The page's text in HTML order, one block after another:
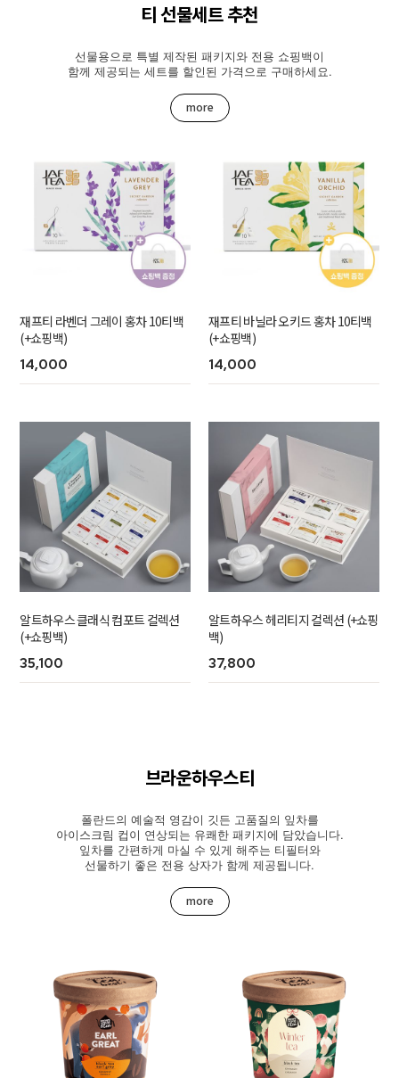
티 선물세트 추천
선물용으로 특별 제작된 패키지와 전용 쇼핑백이
함께 제공되는 세트를 할인된 가격으로 구매하세요.
more
재프티 라벤더 그레이 홍차 10티백
(+쇼핑백)
14,000
재프티 바닐라 오키드 홍차 10티백
(+쇼핑백)
14,000
알트하우스 클래식 컴포트 컬렉션
(+쇼핑백)
35,100
알트하우스 헤리티지 컬렉션 (+쇼핑
백)
37,800
브라운하우스티
폴란드의 예술적 영감이 깃든 고품질의 잎차를
아이스크림 컵이 연상되는 유쾌한 패키지에 담았습니다.
잎차를 간편하게 마실 수 있게 해주는 티필터와
선물하기 좋은 전용 상자가 함께 제공됩니다.
more